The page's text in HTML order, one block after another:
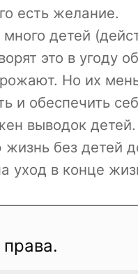
есть желание.
много детей
это в угоду
Но их
и обеспечить
выводок
без детей
уход в конце